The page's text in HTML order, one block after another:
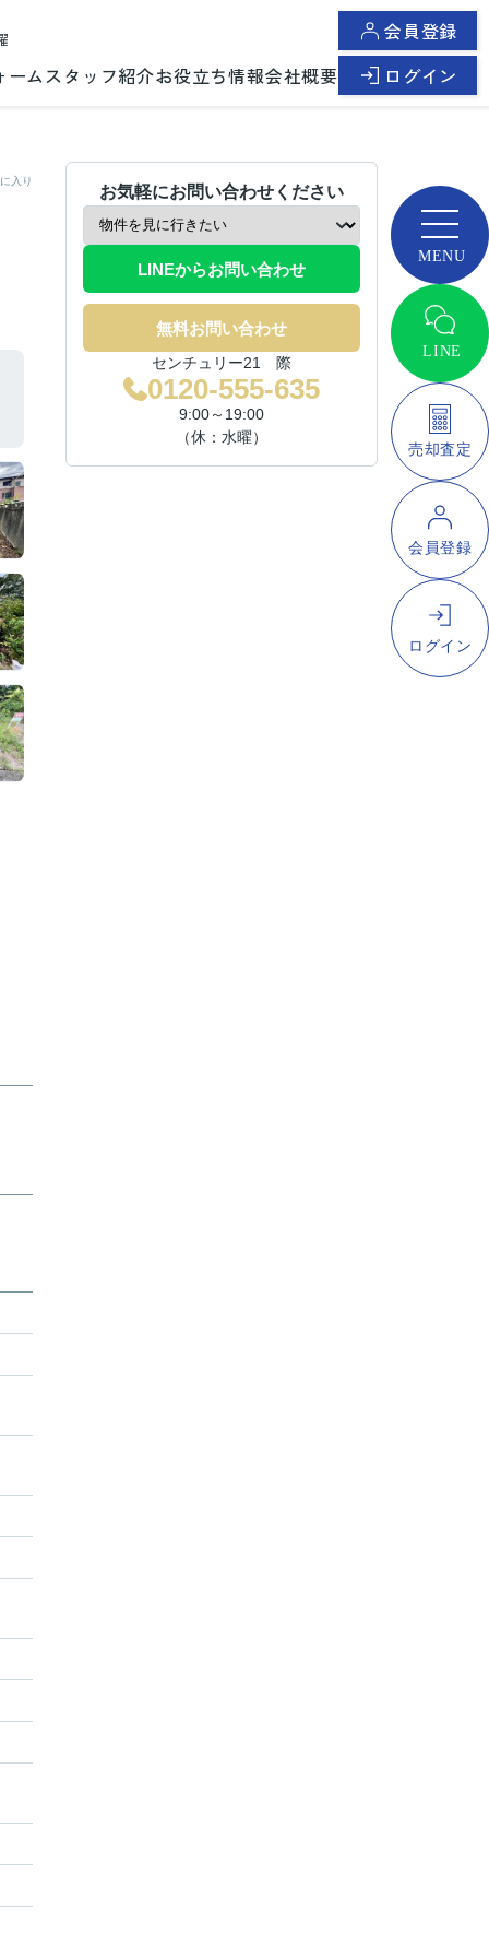
ーム スタッフ紹介お役立ち情報会社概要
会員登録
ログイン
入り
お気軽にお問い合わせください
LINEからお問い合わせ
無料お問い合わせ
センチュリー21 際
0120-555-635
9:00～19:00
（休：水曜）